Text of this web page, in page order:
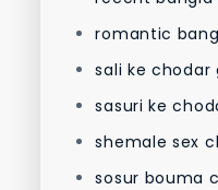
romantic
sali ke chodar
sasuri ke
shemale sex
sosur bouma